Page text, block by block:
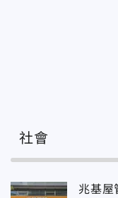
社會
兆基